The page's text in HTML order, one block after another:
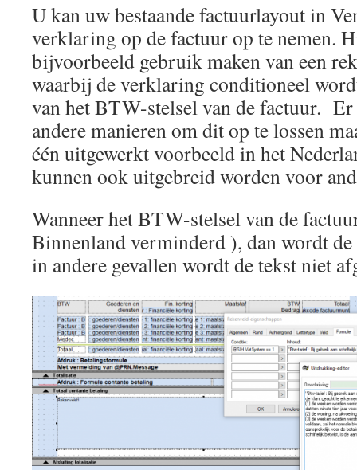
U kan uw bestaande factuurlayout in
verklaring op de factuur op te nemen.
bijvoorbeeld gebruik maken van een
waarbij de verklaring conditioneel
van het BTW-stelsel van de factuur.
andere manieren om dit op te lossen
één uitgewerkt voorbeeld in het
kunnen ook uitgebreid worden voor
Wanneer het BTW-stelsel van de
Binnenland verminderd ), dan wordt
in andere gevallen wordt de tekst niet